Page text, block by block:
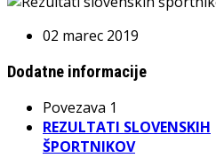
02 marec 2019
Dodatne informacije
Povezava 1
REZULTATI SLOVENSKIH
ŠPORTNIKOV